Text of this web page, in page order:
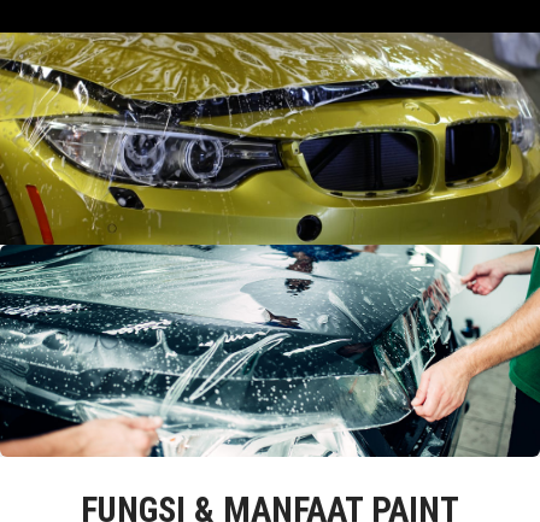
FUNGSI & MANFAAT PAINT